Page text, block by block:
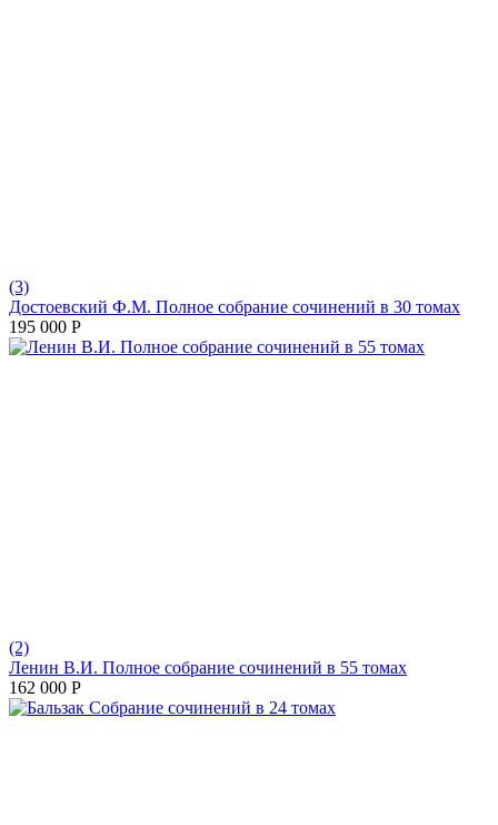
(3)
Достоевский Ф.М. Полное собрание сочинений в 30 томах
195 000 Р
(2)
Ленин В.И. Полное собрание сочинений в 55 томах
162 000 Р